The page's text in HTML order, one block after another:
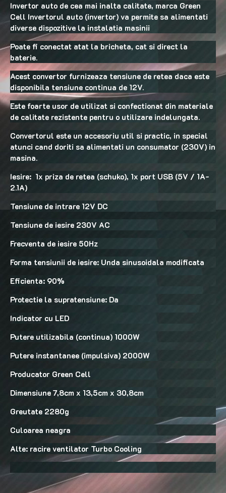
Invertor auto de cea mai inalta calitate, marca Green
Cell Invertorul auto (invertor) va permite sa alimentati
diverse dispozitive la instalatia masinii
Poate fi conectat atat la bricheta, cat si direct la
baterie.
Acest convertor furnizeaza tensiune de retea daca este
disponibila tensiune continua de 12V.
Este foarte usor de utilizat si confectionat din materiale
de calitate rezistente pentru o utilizare indelungata.
Convertorul este un accesoriu util si practic, in special
atunci cand doriti sa alimentati un consumator (230V) in
masina.
Iesire: 1x priza de retea (schuko), 1x port USB (5V / 1A-
2.1A)
Tensiune de intrare 12V DC
Tensiune de iesire 230V AC
Frecventa de iesire 50Hz
Forma tensiunii de iesire: Unda sinusoidala modificata
Eficienta: 90%
Protectie la supratensiune: Da
Indicator cu LED
Putere utilizabila (continua) 1000W
Putere instantanee (impulsiva) 2000W
Producator Green Cell
Dimensiune 7,8cm x 13,5cm x 30,8cm
Greutate 2280g
Culoarea neagra
Alte: racire ventilator Turbo Cooling